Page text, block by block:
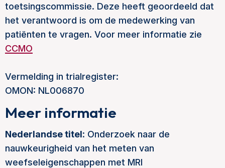
toetsingscommissie. Deze heeft geoordeeld dat
het verantwoord is om de medewerking van
patiënten te vragen. Voor meer informatie zie
CCMO
Vermelding in trialregister:
OMON: NL006870
Meer informatie
Nederlandse titel: Onderzoek naar de
nauwkeurigheid van het meten van
weefseleigenschappen met MRI